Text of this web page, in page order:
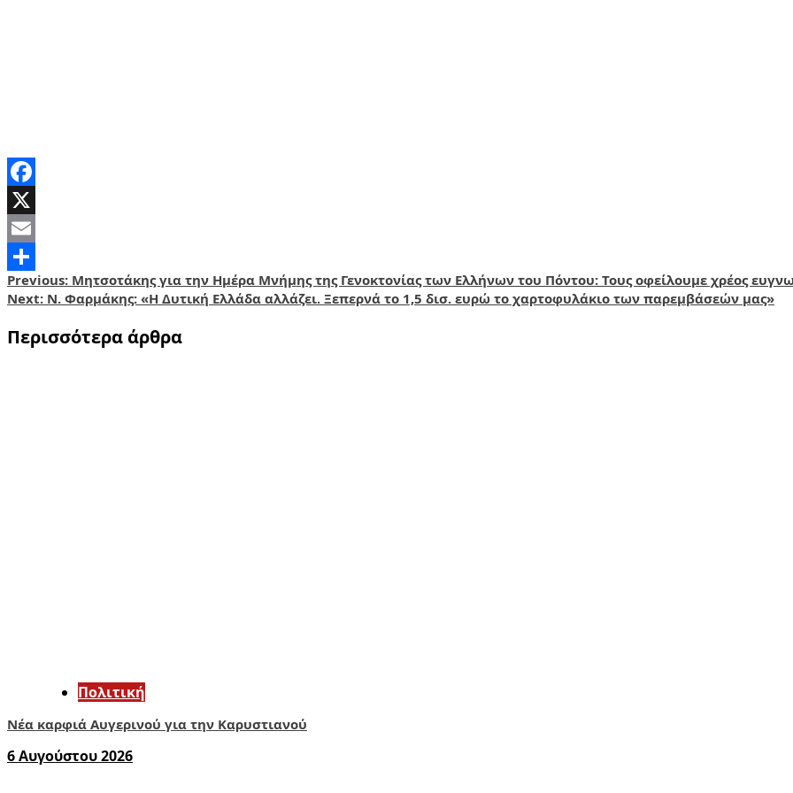
Facebook
X
Email
Share
Post
navigation
Previous: Μητσοτάκης για την Ημέρα Μνήμης της Γενοκτονίας των Ελλήνων του Πόντου: Τους οφείλουμε χρέος
Next: Ν. Φαρμάκης: «Η Δυτική Ελλάδα αλλάζει. Ξεπερνά το 1,5 δισ. ευρώ το χαρτοφυλάκιο των παρεμβάσεών μας»
Περισσότερα άρθρα
Πολιτική
Νέα καρφιά Αυγερινού για την Καρυστιανού
6 Αυγούστου 2026